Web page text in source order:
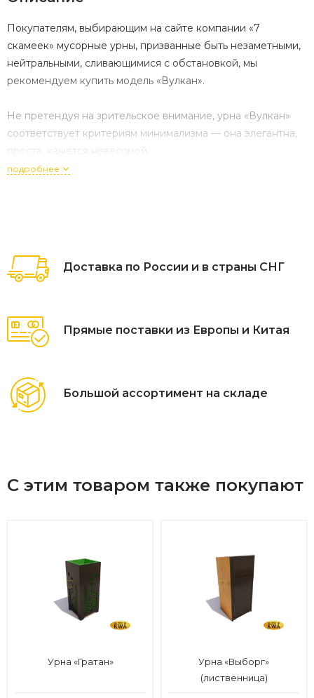
Покупателям, выбирающим на сайте компании «7
скамеек» мусорные урны, призванные быть незаметными,
нейтральными, сливающимися с обстановкой, мы
рекомендуем купить модель «Вулкан».
Не претендуя на зрительское внимание, урна «Вулкан»
соответствует критериям минимализма — она элегантна,
проста, кажется невесомой.
с цветовым решением металлических элементов фасада
или сквера: перил, козырьков, фонарных колонн.
подробнее
Доставка по России и в страны СНГ
Прямые поставки из Европы и Китая
Большой ассортимент на складе
С этим товаром также покупают
Урна «Гратан»
Урна «Выборг»
(лиственница)